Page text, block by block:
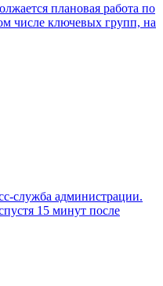
плановая работа по
числе ключевых групп, на
служба администрации.
15 минут после